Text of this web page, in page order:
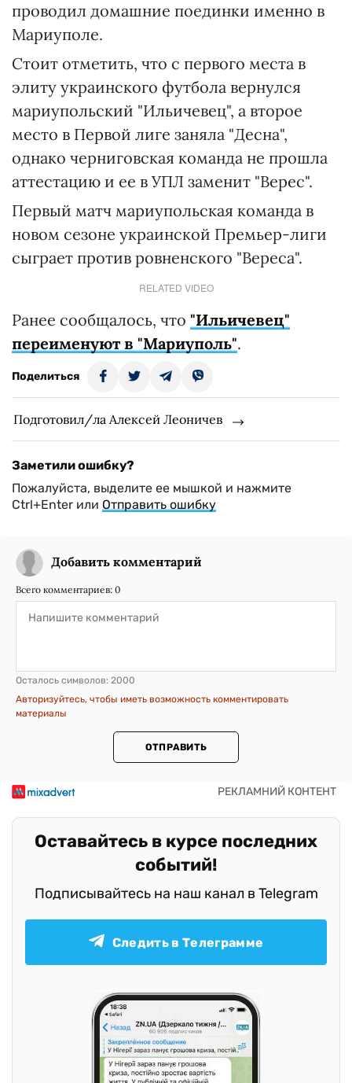
проводил домашние поединки именно в
Мариуполе.
Стоит отметить, что с первого места в
элиту украинского футбола вернулся
мариупольский "Ильичевец", а второе
место в Первой лиге заняла "Десна",
однако черниговская команда не прошла
аттестацию и ее в УПЛ заменит "Верес".
Первый матч мариупольская команда в
новом сезоне украинской Премьер-лиги
сыграет против ровненского "Вереса".
RELATED VIDEO
Ранее сообщалось, что "Ильичевец"
переименуют в "Мариуполь".
Поделиться
Подготовил/ла Алексей Леоничев
Заметили ошибку?
Пожалуйста, выделите ее мышкой и нажмите
Ctrl+Enter или Отправить ошибку
Добавить комментарий
Всего комментариев: 0
Осталось символов: 2000
Авторизуйтесь, чтобы иметь возможность комментировать
материалы
ОТПРАВИТЬ
Оставайтесь в курсе последних
событий!
Подписывайтесь на наш канал в Telegram
Следить в Телеграмме